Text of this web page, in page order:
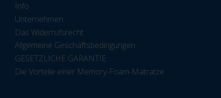
Info
Unternehmen
Das Widerrufsrecht
Allgemeine Geschäftsbedingungen
GESETZLICHE GARANTIE
Die Vorteile einer Memory-Foam-Matratze